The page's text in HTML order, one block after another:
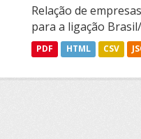
Relação de
para a ligação
PDF HTML CSV